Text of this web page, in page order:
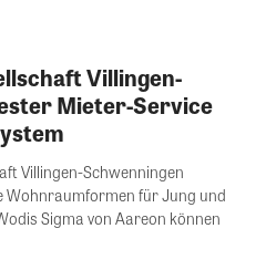
Villingen-
Mieter-Service
Villingen-Schwenningen
für Jung und
Sigma von Aareon können